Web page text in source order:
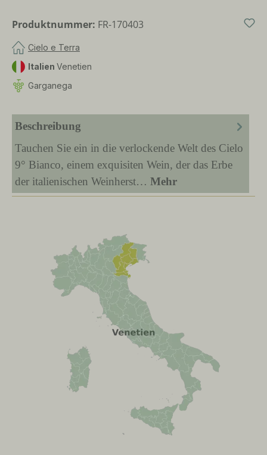
Produktnummer: FR-170403
Cielo e Terra
Italien Venetien
Garganega
Beschreibung
Tauchen Sie ein in die verlockende Welt des Cielo
9° Bianco, einem exquisiten Wein, der das Erbe
der italienischen Weinherst… Mehr